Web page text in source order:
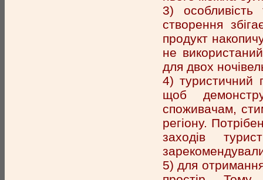
3)
створення
продукт
не
для двох
4) туристичний
щоб
споживачам,
регіону.
заходів
5) для